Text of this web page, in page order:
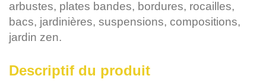
arbustes, plates bandes, bordures, rocailles,
bacs, jardinières, suspensions, compositions,
jardin zen.
Descriptif du produit